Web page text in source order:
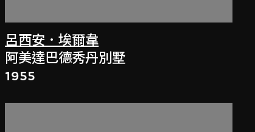
呂西安．埃爾韋
阿美達巴德秀丹別墅
1955